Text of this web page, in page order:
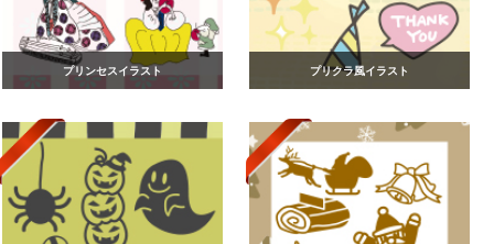
プリンセスイラスト プリクラ風イラスト